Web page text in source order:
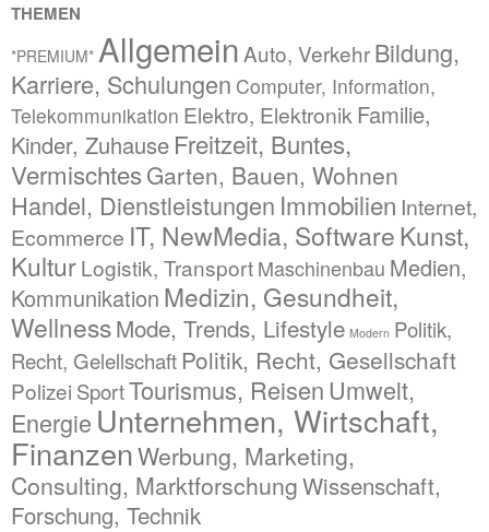
THEMEN
*PREMIUM* Allgemein Auto, VerkehrBildung,
Karriere, Schulungen Computer, Information,
Telekommunikation Elektro, Elektronik Familie,
Kinder, Zuhause Freitzeit, Buntes,
Vermischtes Garten, Bauen, Wohnen
Handel, Dienstleistungen Immobilien Internet,
Ecommerce IT, NewMedia, SoftwareKunst,
KulturLogistik, TransportMaschinenbau Medien,
Kommunikation Medizin, Gesundheit,
WellnessMode, Trends, Lifestyle Modern Politik,
Recht, Gelellschaft Politik, Recht, Gesellschaft
Polizei SportTourismus, Reisen Umwelt,
Energie Unternehmen, Wirtschaft,
FinanzenWerbung, Marketing,
Consulting, MarktforschungWissenschaft,
Forschung, Technik